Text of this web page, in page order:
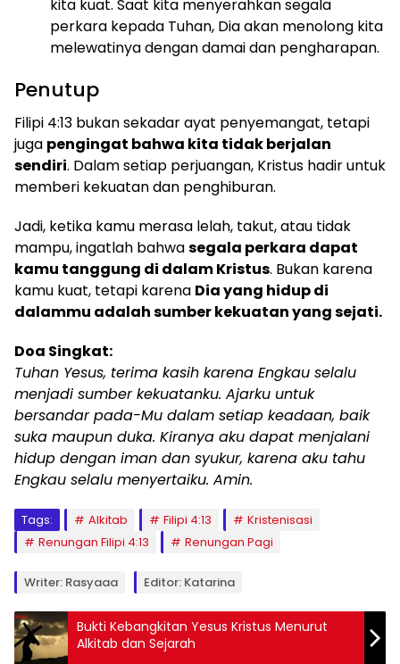
kita kuat. Saat kita menyerahkan segala
perkara kepada Tuhan, Dia akan menolong kita
melewatinya dengan damai dan pengharapan.
Penutup
Filipi 4:13 bukan sekadar ayat penyemangat, tetapi
juga pengingat bahwa kita tidak berjalan
sendiri. Dalam setiap perjuangan, Kristus hadir untuk
memberi kekuatan dan penghiburan.
Jadi, ketika kamu merasa lelah, takut, atau tidak
mampu, ingatlah bahwasegala perkara dapat
kamu tanggung di dalam Kristus. Bukan karena
kamu kuat, tetapi karena Dia yang hidup di
dalammu adalah sumber kekuatan yang sejati.
Doa Singkat:
Tuhan Yesus, terima kasih karena Engkau selalu
menjadi sumber kekuatanku. Ajarku untuk
bersandar pada-Mu dalam setiap keadaan, baik
suka maupun duka. Kiranya aku dapat menjalani
hidup dengan iman dan syukur, karena aku tahu
Engkau selalu menyertaiku. Amin.
Tags: Alkitab Filipi 4:13
Kristenisasi
Renungan Filipi 4:13
Renungan Pagi
Writer: Rasyaaa Editor: Katarina
Bukti Kebangkitan Yesus Kristus Menurut
Alkitab dan Sejarah